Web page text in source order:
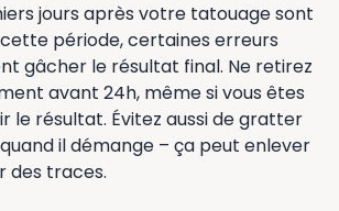
jours après votre tatouage sont
période, certaines erreurs
gâcher le résultat final. Ne retirez
avant 24h, même si vous êtes
le résultat. Évitez aussi de gratter
il démange – ça peut enlever
des traces.